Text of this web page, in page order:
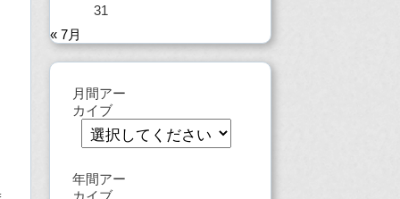
31
« 7月
月間アー
カイブ
年間アー
カイブ